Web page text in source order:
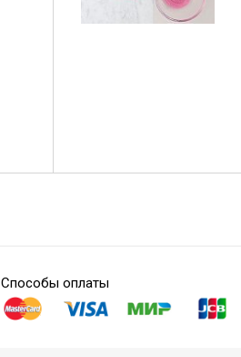
Способы оплаты